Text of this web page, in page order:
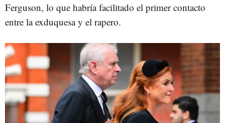
Ferguson, lo que habría facilitado el primer contacto
entre la exduquesa y el rapero.